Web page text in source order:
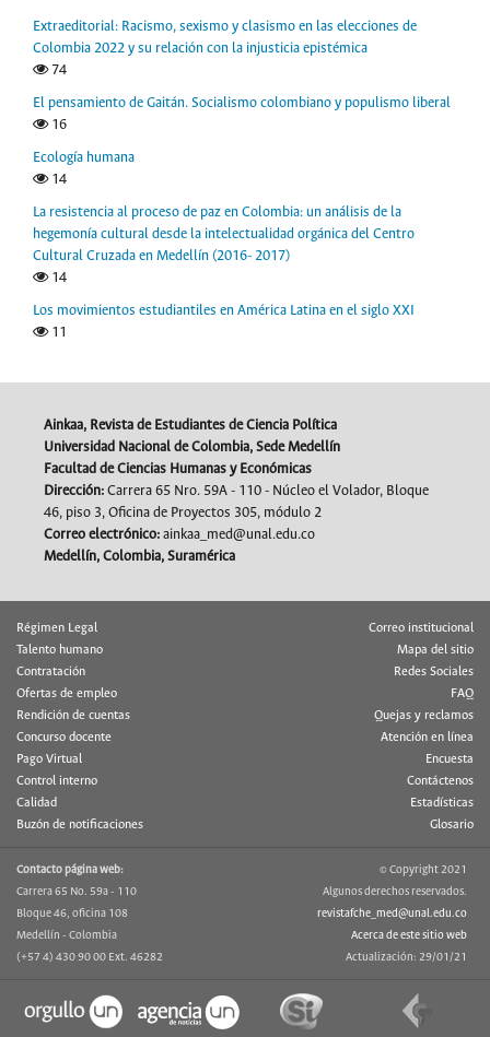
Extraeditorial: Racismo, sexismo y clasismo en las elecciones de
Colombia 2022 y su relación con la injusticia epistémica
74
El pensamiento de Gaitán. Socialismo colombiano y populismo liberal
16
Ecología humana
14
La resistencia al proceso de paz en Colombia: un análisis de la
hegemonía cultural desde la intelectualidad orgánica del Centro
Cultural Cruzada en Medellín (2016- 2017)
14
Los movimientos estudiantiles en América Latina en el siglo XXI
11
Ainkaa, Revista de Estudiantes de Ciencia Política
Universidad Nacional de Colombia, Sede Medellín
Facultad de Ciencias Humanas y Económicas
Dirección: Carrera 65 Nro. 59A - 110 - Núcleo el Volador, Bloque
46, piso 3, Oficina de Proyectos 305, módulo 2
Correo electrónico: ainkaa_med@unal.edu.co
Medellín, Colombia, Suramérica
Régimen Legal
Talento humano
Contratación
Ofertas de empleo
Rendición de cuentas
Concurso docente
Pago Virtual
Control interno
Calidad
Buzón de notificaciones
Correo institucional
Mapa del sitio
Redes Sociales
FAQ
Quejas y reclamos
Atención en línea
Encuesta
Contáctenos
Estadísticas
Glosario
Contacto página web:
Carrera 65 No. 59a - 110
Bloque 46, oficina 108
Medellín - Colombia
(+57 4) 430 90 00 Ext. 46282
© Copyright 2021
Algunos derechos reservados.
revistafche_med@unal.edu.co
Acerca de este sitio web
Actualización: 29/01/21